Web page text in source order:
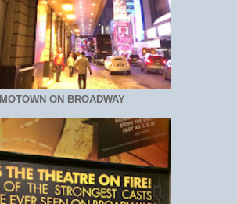
MOTOWN ON BROADWAY